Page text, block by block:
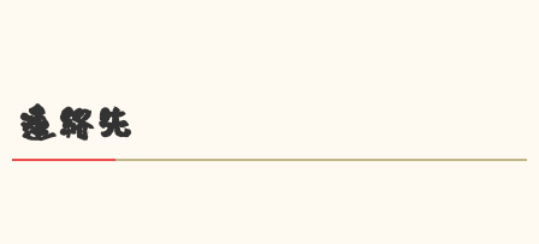
連絡先